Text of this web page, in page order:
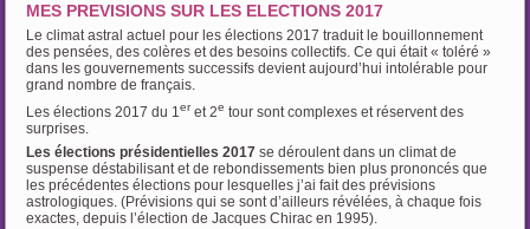
MES PREVISIONS SUR LES ELECTIONS 2017
Le climat astral actuel pour les élections 2017 traduit le bouillonnement
des pensées, des colères et des besoins collectifs. Ce qui était « toléré »
dans les gouvernements successifs devient aujourd’hui intolérable pour
grand nombre de français.
Les élections 2017 du 1er et 2e tour sont complexes et réservent des
surprises.
Les élections présidentielles 2017 se déroulent dans un climat de
suspense déstabilisant et de rebondissements bien plus prononcés que
les précédentes élections pour lesquelles j’ai fait des prévisions
astrologiques. (Prévisions qui se sont d’ailleurs révélées, à chaque fois
exactes, depuis l’élection de Jacques Chirac en 1995).